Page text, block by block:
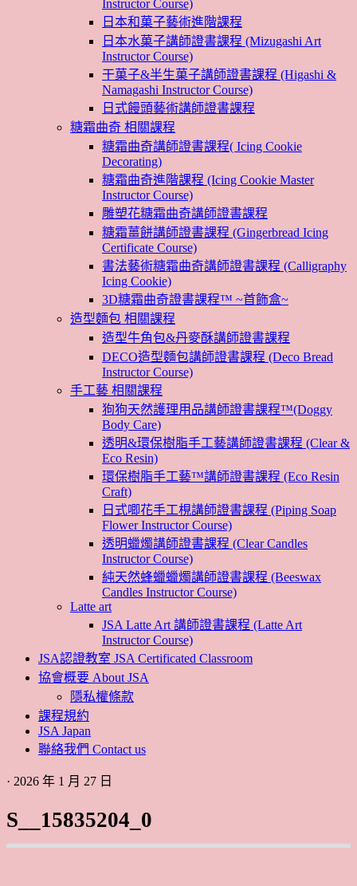
Instructor Course)
日本和菓子藝術進階課程
日本水菓子講師證書課程 (Mizugashi Art
Instructor Course)
干菓子&半生菓子講師證書課程 (Higashi &
Namagashi Instructor Course)
日式饅頭藝術講師證書課程
糖霜曲奇 相關課程
糖霜曲奇講師證書課程( Icing Cookie
Decorating)
糖霜曲奇進階課程 (Icing Cookie Master
Instructor Course)
雕塑花糖霜曲奇講師證書課程
糖霜薑餅講師證書課程 (Gingerbread Icing
Certificate Course)
書法藝術糖霜曲奇講師證書課程 (Calligraphy
Icing Cookie)
3D糖霜曲奇證書課程™ ~首飾盒~
造型麵包 相關課程
造型牛角包&丹麥酥講師證書課程
DECO造型麵包講師證書課程 (Deco Bread
Instructor Course)
手工藝 相關課程
狗狗天然護理用品講師證書課程™(Doggy
Body Care)
透明&環保樹脂手工藝講師證書課程 (Clear &
Eco Resin)
環保樹脂手工藝™講師證書課程 (Eco Resin
Craft)
日式唧花手工梘講師證書課程 (Piping Soap
Flower Instructor Course)
透明蠟燭講師證書課程 (Clear Candles
Instructor Course)
純天然蜂蠟蠟燭講師證書課程 (Beeswax
Candles Instructor Course)
Latte art
JSA Latte Art 講師證書課程 (Latte Art
Instructor Course)
JSA認證教室 JSA Certificated Classroom
協會概要 About JSA
隱私權條款
課程規約
JSA Japan
聯絡我們 Contact us
· 2026 年 1 月 27 日
S__15835204_0